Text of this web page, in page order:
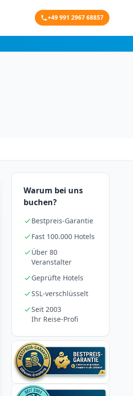
+49 991 2967 68857
Warum bei uns
buchen?
Bestpreis-Garantie
Fast 100.000 Hotels
Über 80
Veranstalter
Geprüfte Hotels
SSL-verschlüsselt
Seit 2003
Ihr Reise-Profi